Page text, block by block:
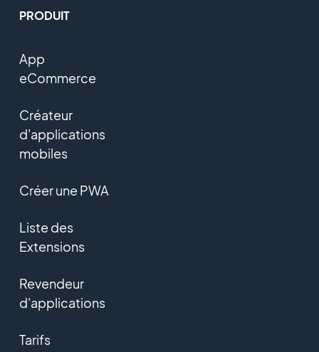
PRODUIT
App
eCommerce
Créateur
d'applications
mobiles
Créer une PWA
Liste des
Extensions
Revendeur
d'applications
Tarifs